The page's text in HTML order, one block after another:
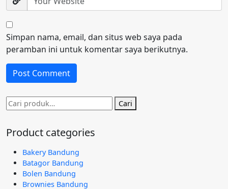
Simpan nama, email, dan situs web saya pada
peramban ini untuk komentar saya berikutnya.
Pencarian
untuk:
Cari
Product categories
Bakery Bandung
Batagor Bandung
Bolen Bandung
Brownies Bandung